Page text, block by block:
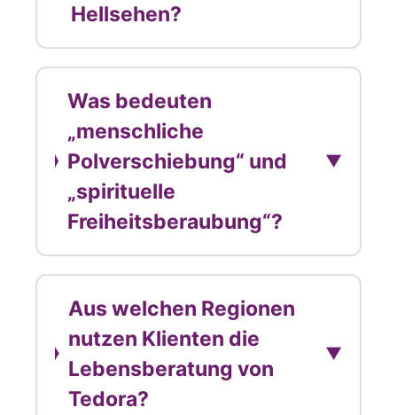
Hellsehen?
Was bedeuten
„menschliche
Polverschiebung“ und
„spirituelle
Freiheitsberaubung“?
▼
Aus welchen Regionen
nutzen Klienten die
Lebensberatung von
Tedora?
▼